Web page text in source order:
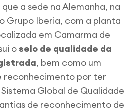
a sede na Alemanha, na
Grupo Iberia, com a planta
em Camarma de
o selo de qualidade da
, bem como um
por ter
Global de Qualidade
de reconhecimento de